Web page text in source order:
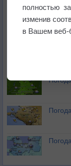
В
полностью
изменив
в Вашем веб-